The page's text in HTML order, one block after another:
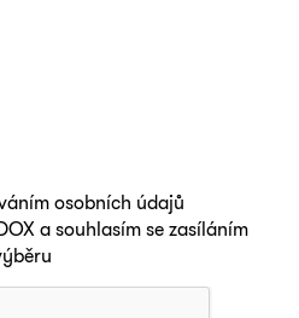
osobních údajů
a souhlasím se zasíláním